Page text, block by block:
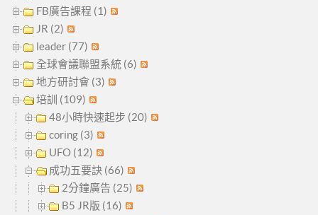
FB廣告課程 (1)
JR (2)
leader (77)
全球會議聯盟系統 (6)
地方研討會 (3)
培訓 (109)
48小時快速起步 (20)
coring (3)
UFO (12)
成功五要訣 (66)
2分鐘廣告 (25)
B5 JR版 (16)